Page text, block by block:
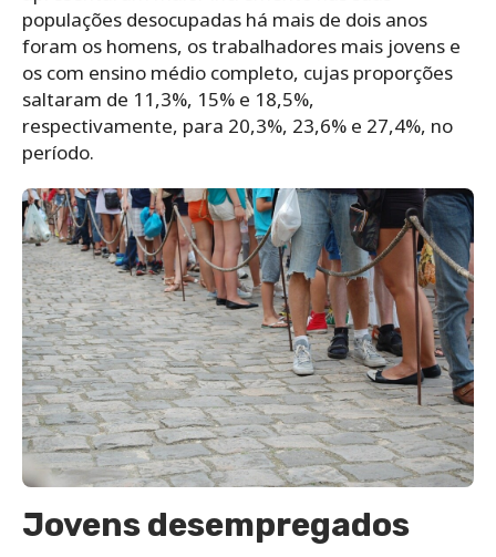
populações desocupadas há mais de dois anos
foram os homens, os trabalhadores mais jovens e
os com ensino médio completo, cujas proporções
saltaram de 11,3%, 15% e 18,5%,
respectivamente, para 20,3%, 23,6% e 27,4%, no
período.
Jovens desempregados